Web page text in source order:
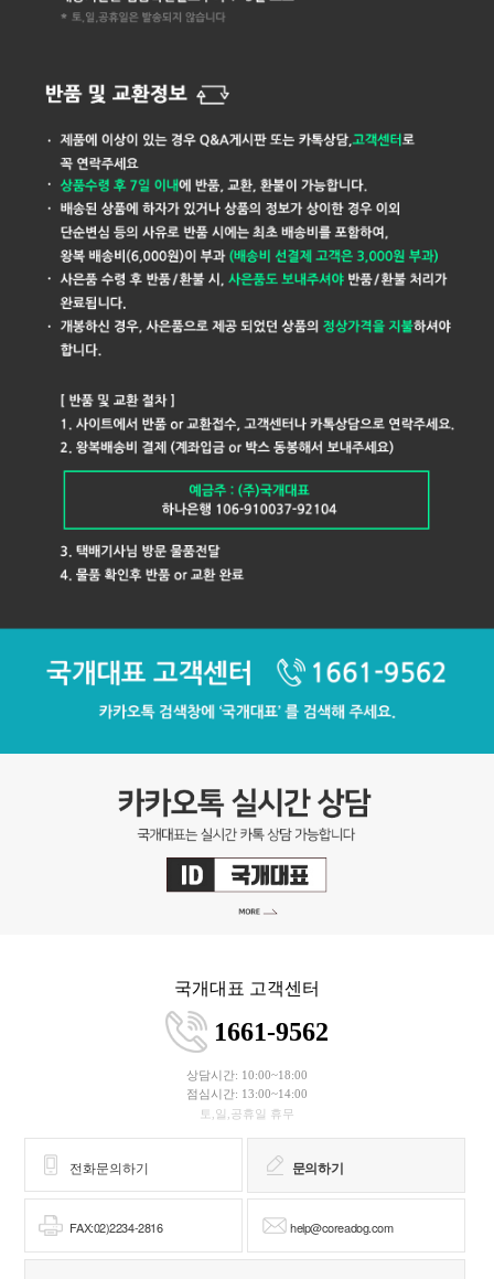
국개대표 고객센터
1661-9562
상담시간: 10:00~18:00
점심시간: 13:00~14:00
토,일,공휴일 휴무
전화문의하기 문의하기
FAX:02)2234-2816 help@coreadog.com